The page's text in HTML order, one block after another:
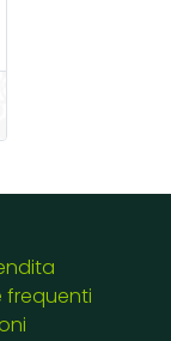
frequenti